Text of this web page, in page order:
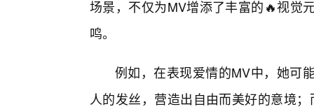
场景，不仅为MV增添了丰富的🔥视觉
鸣。
例如，在表现爱情的MV中，她可
人的发丝，营造出自由而美好的意境